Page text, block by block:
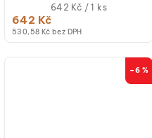
530,58 Kč bez DPH
642 Kč
Měrná
cena:
642 Kč / 1 ks
–6 %